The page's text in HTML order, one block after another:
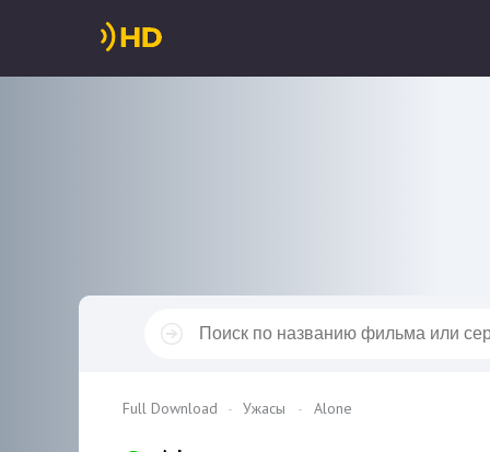
Full Download Ужасы Alone